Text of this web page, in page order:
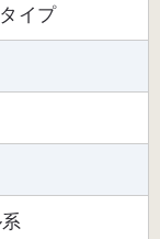
イプ